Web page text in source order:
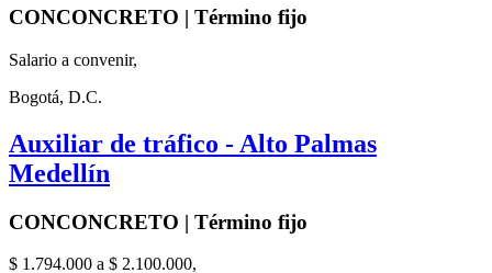
CONCONCRETO | Término fijo
Salario a convenir,
Bogotá, D.C.
Auxiliar de tráfico - Alto Palmas
Medellín
CONCONCRETO | Término fijo
$ 1.794.000 a $ 2.100.000,